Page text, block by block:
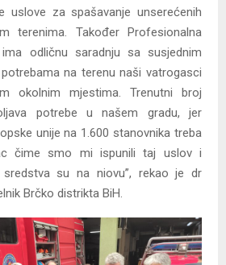
uslove za spašavanje unserećenih
terenima. Također Profesionalna
odličnu saradnju sa susjednim
na terenu naši vatrogasci
okolnim mjestima. Trenutni broj
potrebe u našem gradu, jer
unije na 1.600 stanovnika treba
čime smo mi ispunili taj uslov i
sredstva su na niovu”, rekao je dr
Brčko distrikta BiH.